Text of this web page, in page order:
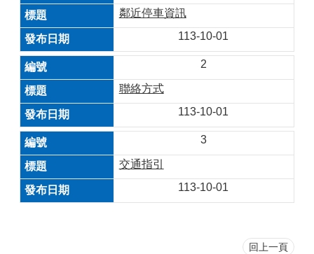
鄰近停車資訊
113-10-01
2
聯絡方式
113-10-01
3
交通指引
113-10-01
回上一頁